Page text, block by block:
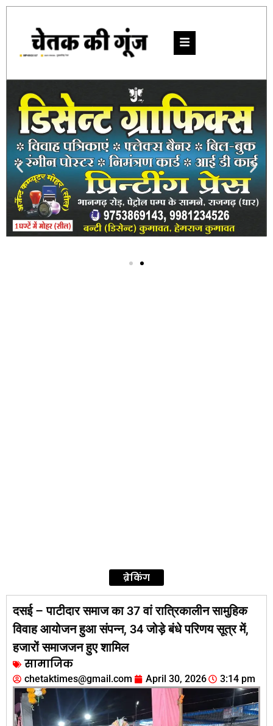
ब्रेकिंग
दसई – पाटीदार समाज का 37 वां रात्रिकालीन सामुहिक
विवाह आयोजन हुआ संपन्न, 34 जोड़े बंधे परिणय सूत्र में,
हजारों समाजजन हुए शामिल
सामाजिक
chetaktimes@gmail.com April 30, 2026 3:14 pm